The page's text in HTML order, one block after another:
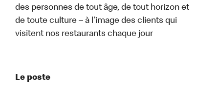
des personnes de tout âge, de tout horizon et
de toute culture – à l’image des clients qui
visitent nos restaurants chaque jour
Le poste